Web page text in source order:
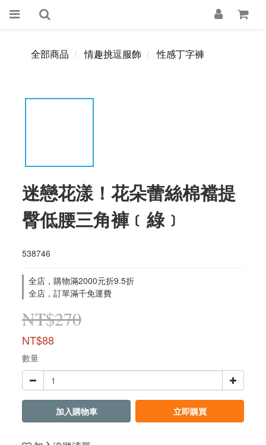
全部商品 情趣挑逗服飾 性感丁字褲
迷戀花漾！花朵蕾絲棉襠提
臀低腰三角褲﹝綠﹞
538746
全店，購物滿2000元折9.5折
全店，訂單滿千免運費
NT$270
NT$88
數量
加入購物車 立即購買